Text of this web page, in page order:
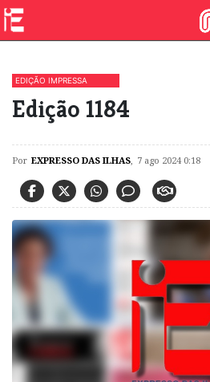
EDIÇÃO IMPRESSA
Edição 1184
Por EXPRESSO DAS ILHAS, 7 ago 2024 0:18